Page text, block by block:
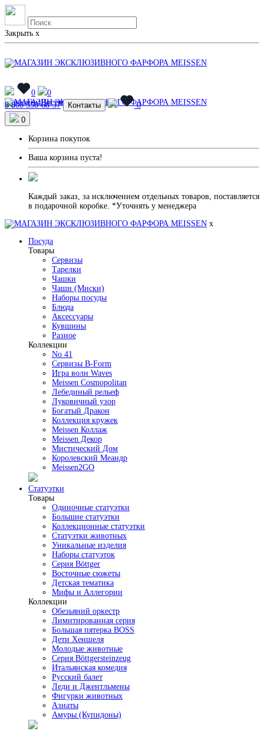
Закрыть x
0
0
МагазиныДоставка и Оплата
8 800 550-68-37 Контакты
0
0
Корзина покупок
Ваша корзина пуста!
Каждый заказ, за исключением отдельных товаров, поставляется
в подарочной коробке. *Уточнять у менеджера
x
Посуда
Товары
Сервизы
Тарелки
Чашки
Чаши (Миски)
Наборы посуды
Блюда
Аксессуары
Кувшины
Разное
Коллекции
No 41
Сервизы B-Form
Игра волн Waves
Meissen Cosmopolitan
Лебединый рельеф
Луковичный узор
Богатый Дракон
Коллекция кружек
Meissen Коллаж
Meissen Декор
Мистический Дом
Королевский Меандр
Meissen2GO
Статуэтки
Товары
Одиночные статуэтки
Большие статуэтки
Коллекционные статуэтки
Статуэтки животных
Уникальные изделия
Наборы статуэток
Серия Böttger
Восточные сюжеты
Детская тематика
Мифы и Аллегории
Коллекции
Обезьяний оркестр
Лимитированная серия
Большая пятерка BOSS
Дети Хеншеля
Молодые животные
Серия Böttgersteinzeug
Итальянская комедия
Русский балет
Леди и Джентльмены
Фигурки животных
Азиаты
Амуры (Купидоны)